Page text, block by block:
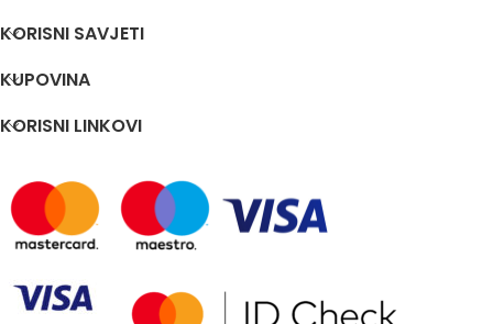
KORISNI SAVJETI
KUPOVINA
KORISNI LINKOVI